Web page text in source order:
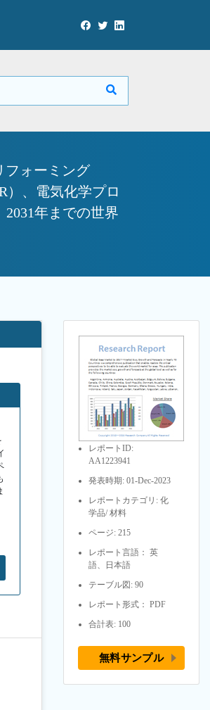
フォーミング
）、電気化学プロ
年までの世界
レポートID:
AA1223941
発表時期: 01-Dec-2023
レポートカテゴリ: 化
学品/ 材料
ページ: 215
レポート言語： 英
語、日本語
テーブル図: 90
レポート形式： PDF
合計表: 100
無料サンプル